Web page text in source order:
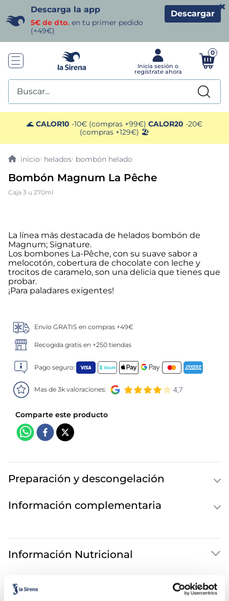
Descarga la app
5€ de dto. en tu primer pedido
(+49€)
Descargar
×
0
Buscar...
🌊 CALOR10 -10€ (compras +99€) CALOR20 -20€
(compras +129€) 🏖️
helados bombón helado
Bombón Magnum La Pêche
Caja 3 u 270ml
La línea más destacada de helados bombón de
Magnum; Signature.
Los bombones La-Pêche, con su suave sabor a
melocotón, cobertura de chocolate con leche y
trocitos de caramelo, son una delicia que tienes que
probar.
¡Para paladares exigentes!
Envío GRATIS en compras +49€
Recogida gratis en +250 tiendas
Pago seguro:
Mas de 3k valoraciones:
Preparación y descongelación
Información complementaria
Información Nutricional
También te puede interesar...
TÉRMINOS MÁS BUSCADOS
1. helados sirena
3. patatas
5. croquetas
6. verduras
7 canelones
8. listísimos
. gambon
10. pollo